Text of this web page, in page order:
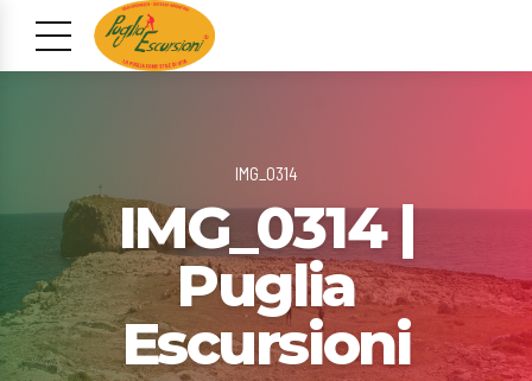
IMG_0314
IMG_0314 |
Puglia
Escursioni